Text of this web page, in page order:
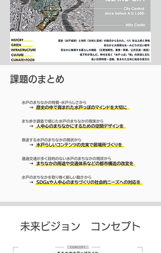
​課題のまとめ
未来ビジョン コンセプト